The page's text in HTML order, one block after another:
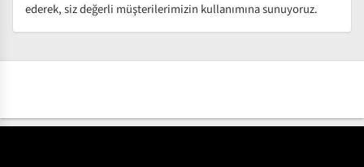
ederek, siz değerli müşterilerimizin kullanımına sunuyoruz.